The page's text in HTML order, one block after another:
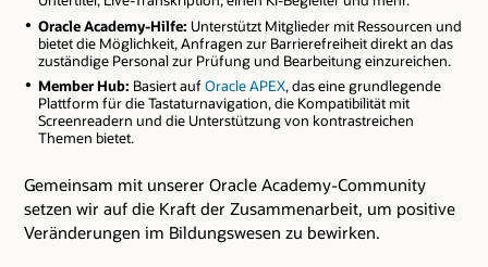
Oracle Academy-Hilfe: Unterstützt Mitglieder mit Ressourcen und
bietet die Möglichkeit, Anfragen zur Barrierefreiheit direkt an das
zuständige Personal zur Prüfung und Bearbeitung einzureichen.
Member Hub: Basiert auf Oracle APEX, das eine grundlegende
Plattform für die Tastaturnavigation, die Kompatibilität mit
Screenreadern und die Unterstützung von kontrastreichen
Themen bietet.
Gemeinsam mit unserer Oracle Academy-Community
setzen wir auf die Kraft der Zusammenarbeit, um positive
Veränderungen im Bildungswesen zu bewirken.